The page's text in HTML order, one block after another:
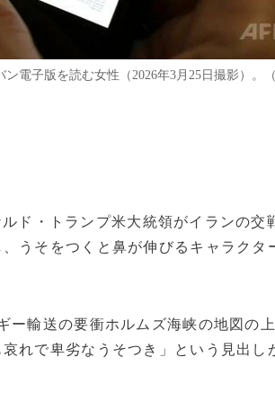
電子版を読む女性（2026年3月25日撮影）。
ド・トランプ米大統領がイランの交
うそをつくと鼻が伸びるキャラクタ
ー輸送の要衝ホルムズ海峡の地図の
れで卑劣なうそつき」という見出し